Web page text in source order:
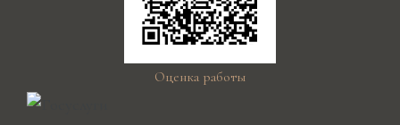
Оценка работы